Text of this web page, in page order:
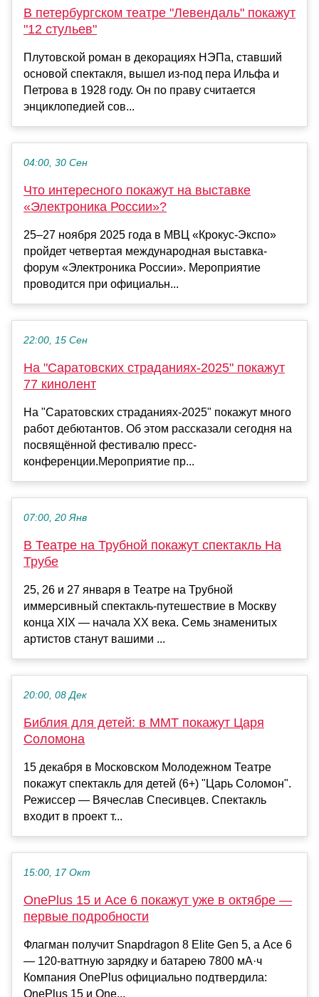
В петербургском театре "Левендаль" покажут
"12 стульев"
Плутовской роман в декорациях НЭПа, ставший
основой спектакля, вышел из-под пера Ильфа и
Петрова в 1928 году. Он по праву считается
энциклопедией сов...
04:00, 30 Сен
Что интересного покажут на выставке
«Электроника России»?
25–27 ноября 2025 года в МВЦ «Крокус-Экспо»
пройдет четвертая международная выставка-
форум «Электроника России». Мероприятие
проводится при официальн...
22:00, 15 Сен
На "Саратовских страданиях-2025" покажут
77 кинолент
На "Саратовских страданиях-2025" покажут много
работ дебютантов. Об этом рассказали сегодня на
посвящённой фестивалю пресс-
конференции.Мероприятие пр...
07:00, 20 Янв
В Театре на Трубной покажут спектакль На
Трубе
25, 26 и 27 января в Театре на Трубной
иммерсивный спектакль-путешествие в Москву
конца XIX — начала XX века. Семь знаменитых
артистов станут вашими ...
20:00, 08 Дек
Библия для детей: в ММТ покажут Царя
Соломона
15 декабря в Московском Молодежном Театре
покажут спектакль для детей (6+) "Царь Соломон".
Режиссер — Вячеслав Спесивцев. Спектакль
входит в проект т...
15:00, 17 Окт
OnePlus 15 и Ace 6 покажут уже в октябре —
первые подробности
Флагман получит Snapdragon 8 Elite Gen 5, а Ace 6
— 120-ваттную зарядку и батарею 7800 мА·ч
Компания OnePlus официально подтвердила:
OnePlus 15 и One...